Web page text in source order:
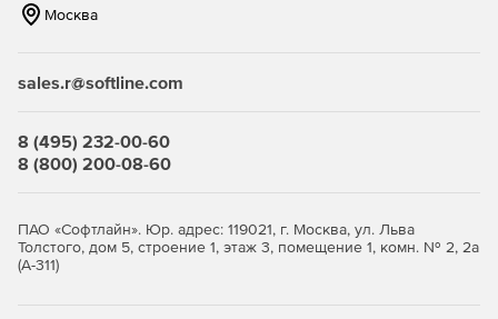
модификации.
поддержка индивидуальных и коллективных
поддержка большое количество периферийных
Москва
sales.r@softline.com
8 (495) 232-00-60
8 (800) 200-08-60
ПАО «Софтлайн». Юр. адрес: 119021, г. Москва, ул. Льва
Толстого, дом 5, строение 1, этаж 3, помещение 1, комн. № 2, 2а
(А-311)